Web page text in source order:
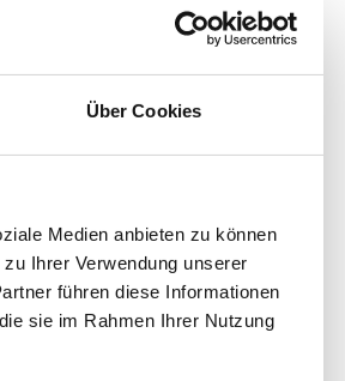
Über Cookies
Medien anbieten zu können
Ihrer Verwendung unserer
führen diese Informationen
sie im Rahmen Ihrer Nutzung